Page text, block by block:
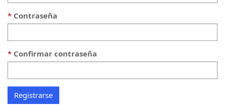
Contraseña
Confirmar contraseña